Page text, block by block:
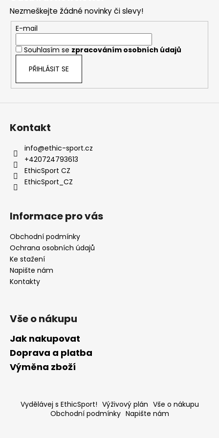
Nezmeškejte žádné novinky či slevy!
E-mail
Souhlasím se zpracováním osobních údajů
PŘIHLÁSIT SE
Kontakt
info@ethic-sport.cz
+420724793613
EthicSport CZ
EthicSport_CZ
Informace pro vás
Obchodní podmínky
Ochrana osobních údajů
Ke stažení
Napište nám
Kontakty
Vše o nákupu
Jak nakupovat
Doprava a platba
Výměna zboží
Vydělávej s EthicSport! Výživový plán Vše o nákupu
Obchodní podmínky Napište nám